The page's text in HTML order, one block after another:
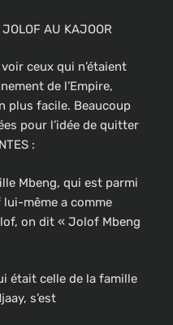
JOLOF AU KAJOOR
ceux qui n’étaient
de l’Empire,
plus facile. Beaucoup
pour l’idée de quitter
:
Mbeng, qui est parmi
même a comme
on dit « Jolof Mbeng
était celle de la famille
s’est